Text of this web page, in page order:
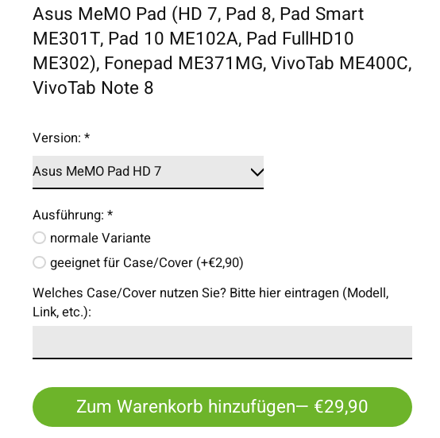
Asus MeMO Pad (HD 7, Pad 8, Pad Smart
ME301T, Pad 10 ME102A, Pad FullHD10
ME302), Fonepad ME371MG, VivoTab ME400C,
VivoTab Note 8
Version:*
Ausführung:*
normale Variante
geeignet für Case/Cover (+€2,90)
Welches Case/Cover nutzen Sie? Bitte hier eintragen (Modell,
Link, etc.):
Zum Warenkorb hinzufügen
— €29,90